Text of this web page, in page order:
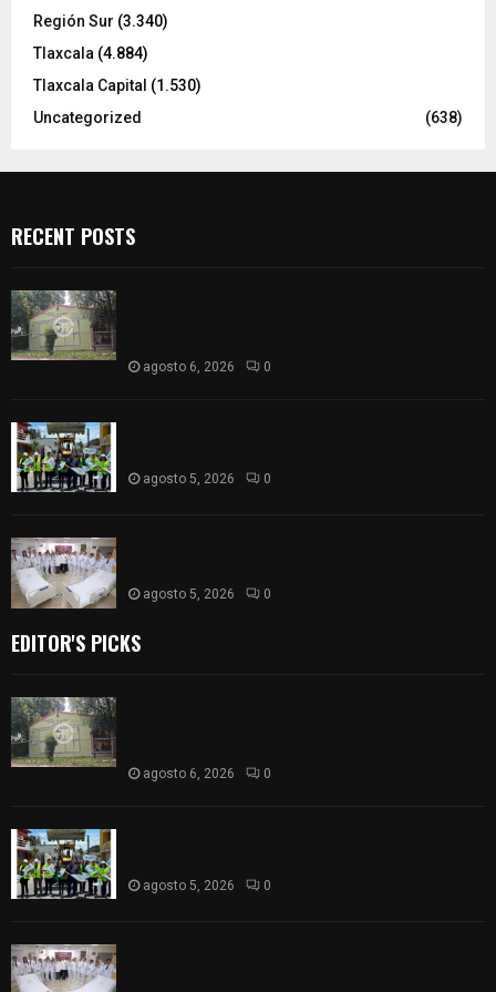
Región Sur (3.340)
Tlaxcala (4.884)
Tlaxcala Capital (1.530)
Uncategorized
(638)
RECENT POSTS
agosto 6, 2026 0
agosto 5, 2026 0
agosto 5, 2026 0
EDITOR'S PICKS
agosto 6, 2026 0
agosto 5, 2026 0